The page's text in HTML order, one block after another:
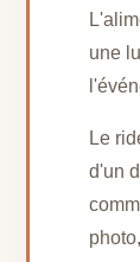
une
Le
d'un